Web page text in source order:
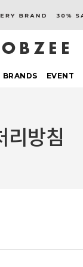
BRANDS EVENT
리방침